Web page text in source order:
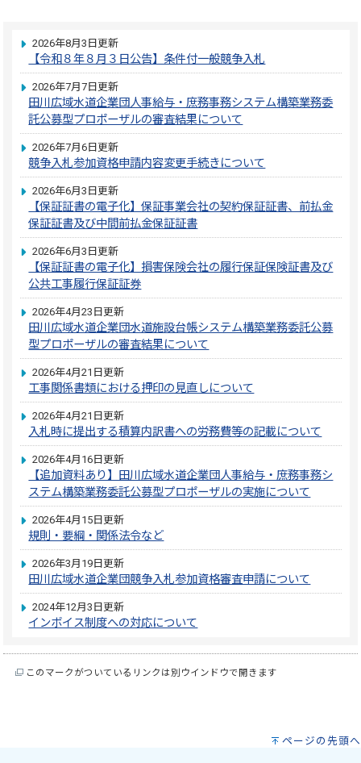
2026年8月3日更新
【令和８年８月３日公告】条件付一般競争入札
2026年7月7日更新
田川広域水道企業団人事給与・庶務事務システム構築業務委
託公募型プロポーザルの審査結果について
2026年7月6日更新
競争入札参加資格申請内容変更手続きについて
2026年6月3日更新
【保証証書の電子化】保証事業会社の契約保証証書、前払金
保証証書及び中間前払金保証証書
2026年6月3日更新
【保証証書の電子化】損害保険会社の履行保証保険証書及び
公共工事履行保証証券
2026年4月23日更新
田川広域水道企業団水道施設台帳システム構築業務委託公募
型プロポーザルの審査結果について
2026年4月21日更新
工事関係書類における押印の見直しについて
2026年4月21日更新
入札時に提出する積算内訳書への労務費等の記載について
2026年4月16日更新
【追加資料あり】田川広域水道企業団人事給与・庶務事務シ
ステム構築業務委託公募型プロポーザルの実施について
2026年4月15日更新
規則・要綱・関係法令など
2026年3月19日更新
田川広域水道企業団競争入札参加資格審査申請について
2024年12月3日更新
インボイス制度への対応について
このマークがついているリンクは別ウインドウで開きます
ページの先頭へ